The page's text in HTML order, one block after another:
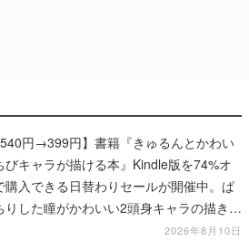
円→399円】書籍『きゅるんとかわい
びキャラが描ける本』Kindle版を74%オ
購入できる日替わりセールが開催中。ぱ
りした瞳がかわいい2頭身キャラの描き方
2026年8月10日